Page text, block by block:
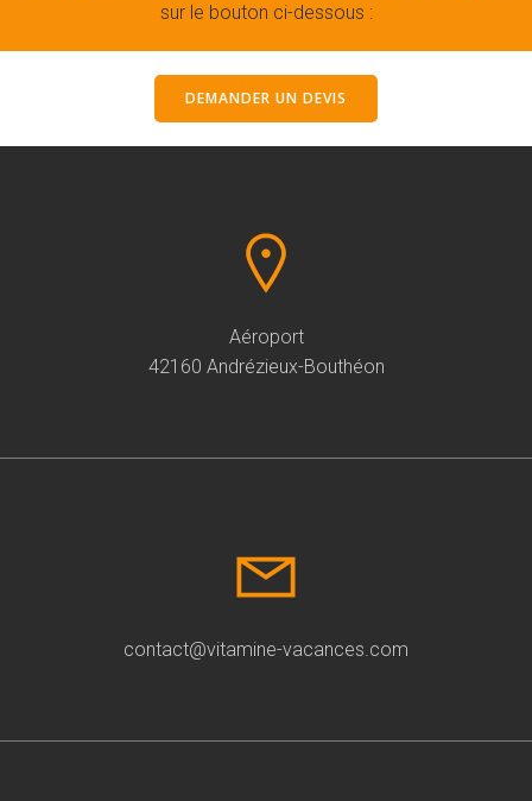
sur le bouton ci-dessous :
DEMANDER UN DEVIS
Aéroport
42160 Andrézieux-Bouthéon
contact@vitamine-vacances.com